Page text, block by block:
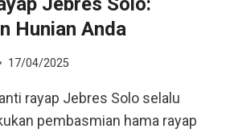
Hunian Anda
17/04/2025
rayap Jebres Solo selalu
pembasmian hama rayap